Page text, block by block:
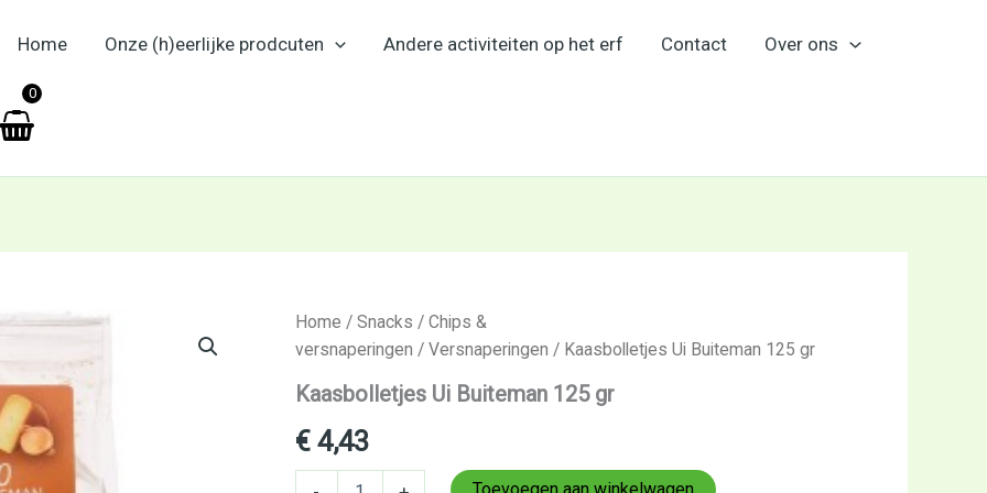
Home Onze (h)eerlijke prodcuten Andere activiteiten op het erf Contact Over ons
0
Home / Snacks / Chips &
versnaperingen / Versnaperingen / Kaasbolletjes Ui Buiteman 125 gr
Kaasbolletjes Ui Buiteman 125 gr
€4,43
Kaasbolletjes
Buiteman
125
gr
aantal